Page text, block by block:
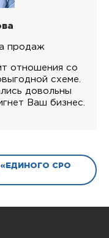
продаж
отношения со
схеме.
довольны
Ваш бизнес.
СРО